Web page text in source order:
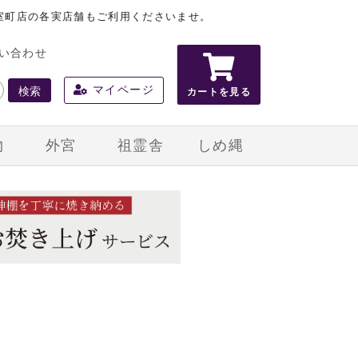
店の各実店舗もご利用くださいませ。
合わせ
検索 マイページ カートを見る
外宮 祖霊舎 しめ縄